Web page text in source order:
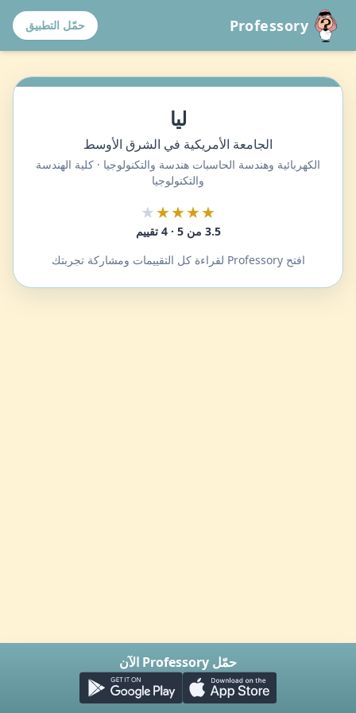
Professory حمّل التطبيق
ليا
الجامعة الأمريكية في الشرق الأوسط
الكهربائية وهندسة الحاسبات هندسة والتكنولوجيا · كلية الهندسة
والتكنولوجيا
★★★★
★
3.5 من 5 · 4 تقييم
افتح Professory لقراءة كل التقييمات ومشاركة تجربتك
حمّل Professory الآن